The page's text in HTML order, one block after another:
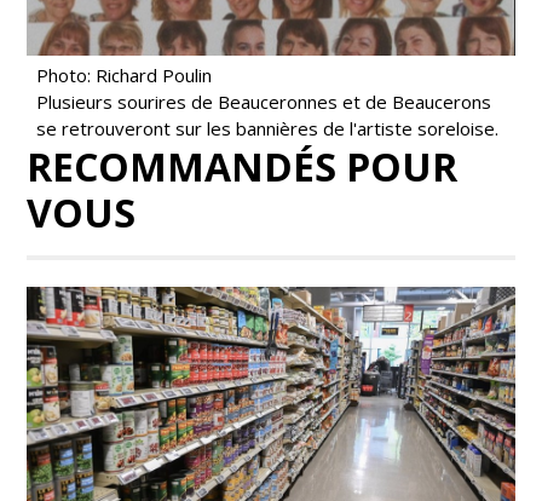
Photo: Richard Poulin
Plusieurs sourires de Beauceronnes et de Beaucerons
se retrouveront sur les bannières de l'artiste soreloise.
RECOMMANDÉS POUR
VOUS